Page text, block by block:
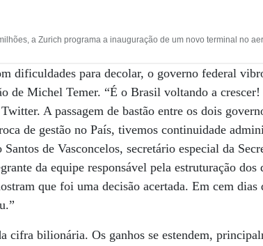
a Zurich programa a inauguração de um novo terminal no
dificuldades para decolar, o governo federal
de Michel Temer. “É o Brasil voltando a
A passagem de bastão entre os dois
de gestão no País, tivemos continuidade
de Vasconcelos, secretário especial da
da equipe responsável pela estruturação
que foi uma decisão acertada. Em cem
cifra bilionária. Os ganhos se estendem,